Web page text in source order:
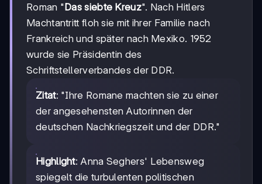
Roman " Das siebte Kreuz". Nach Hitlers
Machtantritt floh sie mit ihrer Familie nach
Frankreich und später nach Mexiko. 1952
wurde sie Präsidentin des
Schriftstellerverbandes der DDR.
Zitat: "Ihre Romane machten sie zu einer
der angesehensten Autorinnen der
deutschen Nachkriegszeit und der DDR."
Highlight: Anna Seghers' Lebensweg
spiegelt die turbulenten politischen